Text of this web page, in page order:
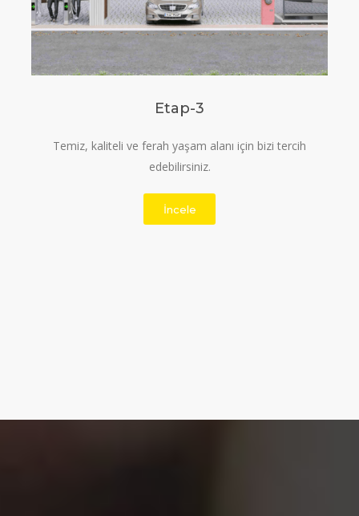
Etap-3
Temiz, kaliteli ve ferah yaşam alanı için bizi tercih
edebilirsiniz.
İncele